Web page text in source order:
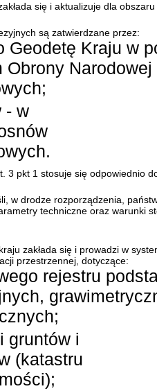
się i aktualizuje dla obszaru
są zatwierdzane przez:
Geodetę Kraju w
Obrony
- w
3 pkt 1 stosuje się odpowiednio
w drodze rozporządzenia,
techniczne oraz warunki
zakłada się i prowadzi w
przestrzennej, dotyczące:
rejestru
gruntów i
(katastru